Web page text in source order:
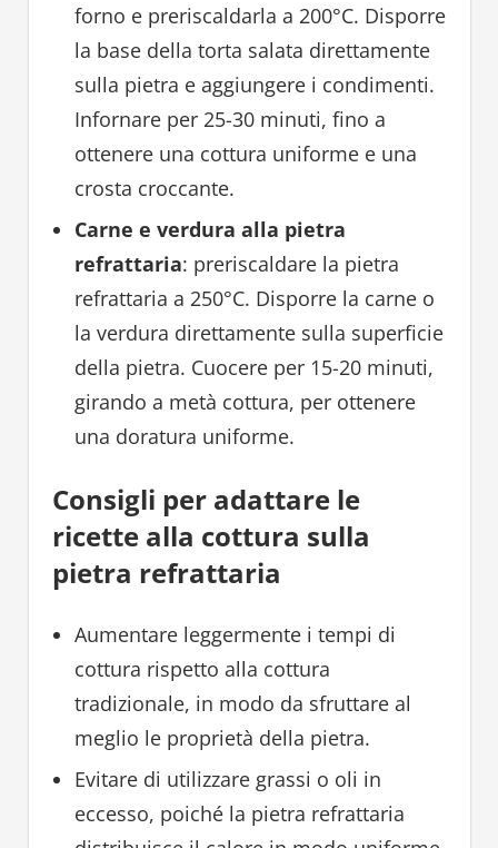
forno e preriscaldarla a 200°C. Disporre
la base della torta salata direttamente
sulla pietra e aggiungere i condimenti.
Infornare per 25-30 minuti, fino a
ottenere una cottura uniforme e una
crosta croccante.
Carne e verdura alla pietra
refrattaria: preriscaldare la pietra
refrattaria a 250°C. Disporre la carne o
la verdura direttamente sulla superficie
della pietra. Cuocere per 15-20 minuti,
girando a metà cottura, per ottenere
una doratura uniforme.
Consigli per adattare le
ricette alla cottura sulla
pietra refrattaria
Aumentare leggermente i tempi di
cottura rispetto alla cottura
tradizionale, in modo da sfruttare al
meglio le proprietà della pietra.
Evitare di utilizzare grassi o oli in
eccesso, poiché la pietra refrattaria